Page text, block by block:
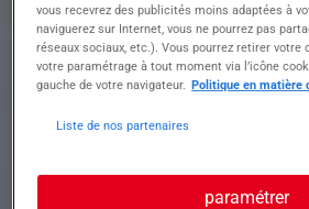
LES MISSIONS :
• Installation du matériel (ex.
chez le client
l'entreprise ou en contrat
• Rangement des pièces
vous recevrez des publicités moins adaptées à
naviguerez sur Internet, vous ne pourrez pas
réseaux sociaux, etc.). Vous pourrez retirer votre
votre paramétrage à tout moment via l’icône
gauche de votre navigateur. Politique en matière
Liste de nos partenaires
paramétrer